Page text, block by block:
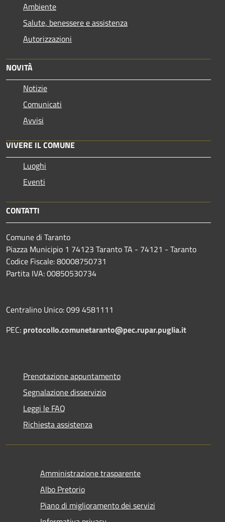
Ambiente
Salute, benessere e assistenza
Autorizzazioni
NOVITÀ
Notizie
Comunicati
Avvisi
VIVERE IL COMUNE
Luoghi
Eventi
CONTATTI
Comune di Taranto
Piazza Municipio 1 74123 Taranto TA - 74121 - Taranto
Codice Fiscale: 80008750731
Partita IVA: 00850530734
Centralino Unico: 099 4581111
PEC: protocollo.comunetaranto@pec.rupar.puglia.it
Prenotazione appuntamento
Segnalazione disservizio
Leggi le FAQ
Richiesta assistenza
Amministrazione trasparente
Albo Pretorio
Piano di miglioramento dei servizi